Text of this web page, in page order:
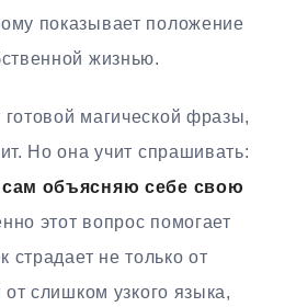
показывает положение
жизнью.
магической фразы,
Но она учит спрашивать:
объясняю себе свою
этот вопрос помогает
страдает не только от
от слишком узкого языка,